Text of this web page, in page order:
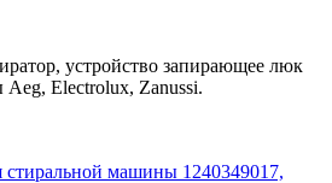
устройство запирающее люк
Electrolux, Zanussi.